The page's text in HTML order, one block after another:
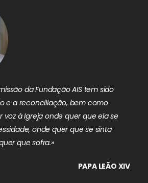
da Fundação AIS tem sido
e a reconciliação, bem como
à Igreja onde quer que ela se
onde quer que se sinta
que sofra.»
PAPA LEÃO XIV